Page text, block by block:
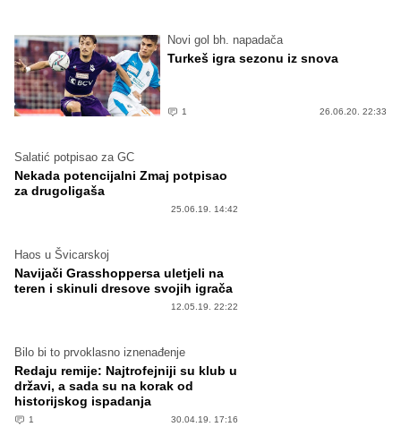
Novi gol bh. napadača
Turkeš igra sezonu iz snova
1 26.06.20. 22:33
Salatić potpisao za GC
Nekada potencijalni Zmaj potpisao
za drugoligaša
25.06.19. 14:42
Haos u Švicarskoj
Navijači Grasshoppersa uletjeli na
teren i skinuli dresove svojih igrača
12.05.19. 22:22
Bilo bi to prvoklasno iznenađenje
Redaju remije: Najtrofejniji su klub u
državi, a sada su na korak od
historijskog ispadanja
1 30.04.19. 17:16